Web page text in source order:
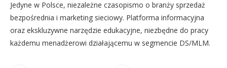
Jedyne w Polsce, niezależne czasopismo o branży sprzedaż
bezpośrednia i marketing sieciowy. Platforma informacyjna
oraz ekskluzywne narzędzie edukacyjne, niezbędne do pracy
każdemu menadżerowi działającemu w segmencie DS/MLM.